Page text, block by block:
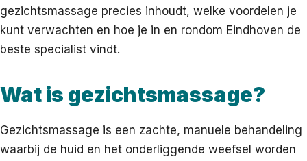
gezichtsmassage precies inhoudt, welke voordelen je
kunt verwachten en hoe je in en rondom Eindhoven de
beste specialist vindt.
Wat is gezichtsmassage?
Gezichtsmassage is een zachte, manuele behandeling
waarbij de huid en het onderliggende weefsel worden